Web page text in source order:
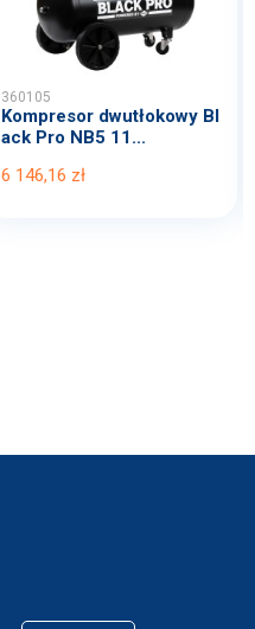
360105
Kompresor dwutłokowy Bl
ack Pro NB5 11...
6 146,16 zł